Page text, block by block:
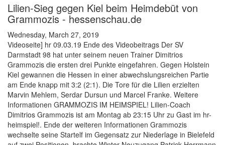
Lilien-Sieg gegen Kiel beim Heimdebüt von
Grammozis - hessenschau.de
Wednesday, March 27, 2019
Videoseite] hr 09.03.19 Ende des Videobeitrags Der SV
Darmstadt 98 hat unter seinem neuen Trainer Dimitrios
Grammozis die ersten drei Punkte eingefahren. Gegen Holstein
Kiel gewannen die Hessen in einer abwechslungsreichen Partie
am Ende knapp mit 3:2 (2:1). Die Tore für die Lilien erzielten
Marvin Mehlem, Serdar Dursun und Marcel Franke. Weitere
Informationen GRAMMOZIS IM HEIMSPIEL! Lilien-Coach
Dimitrios Grammozis ist am Montag ab 23:15 Uhr zu Gast im hr-
heimspiel!. Ende der weiteren Informationen Grammozis
wechselte seine Startelf im Gegensatz zur Niederlage in Bielefeld